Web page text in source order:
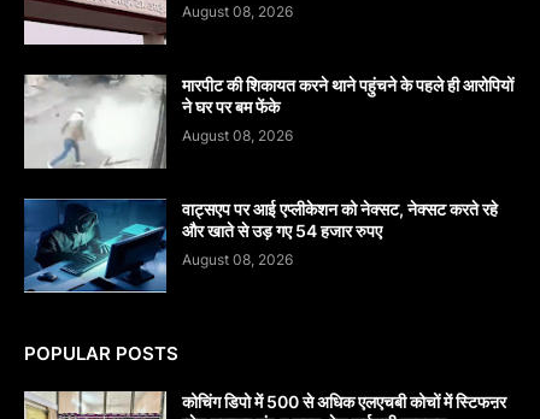
August 08, 2026
मारपीट की शिकायत करने थाने पहुंचने के पहले ही आरोपियों
ने घर पर बम फेंके
August 08, 2026
वाट्सएप पर आई एप्लीकेशन को नेक्सट, नेक्सट करते रहे
और खाते से उड़ गए 54 हजार रुपए
August 08, 2026
POPULAR POSTS
कोचिंग डिपो में 500 से अधिक एलएचबी कोचों में स्टिफऩर